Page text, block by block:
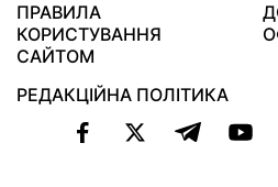
ПРАВИЛА
КОРИСТУВАННЯ
САЙТОМ
РЕДАКЦІЙНА ПОЛІТИКА